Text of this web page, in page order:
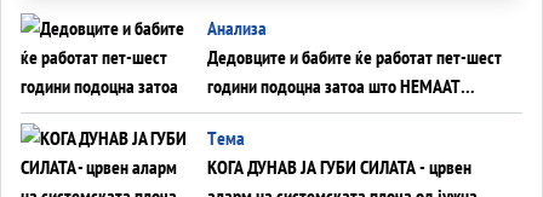
Анализа
Дедовците и бабите ќе работат пет-шест
години подоцна затоа што НЕМААТ
ВНУЦИ ДА ГИ ЗАМЕНАТ
Tема
КОГА ДУНАВ ЈА ГУБИ СИЛАТА - црвен